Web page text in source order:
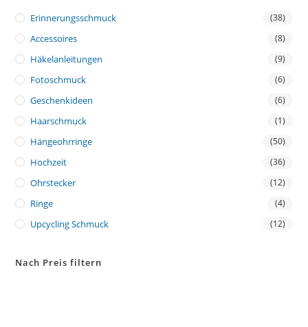
Erinnerungsschmuck (38)
Accessoires (8)
Häkelanleitungen (9)
Fotoschmuck (6)
Geschenkideen (6)
Haarschmuck (1)
Hängeohrringe (50)
Hochzeit (36)
Ohrstecker (12)
Ringe (4)
Upcycling Schmuck (12)
Nach Preis filtern